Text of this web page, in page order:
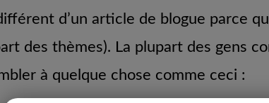
d’un article de blogue parce
des thèmes). La plupart des gens
à quelque chose comme ceci :